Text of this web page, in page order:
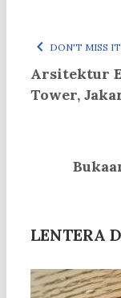
DON'T MISS IT
Arsitektur
Tower,
LENTERA